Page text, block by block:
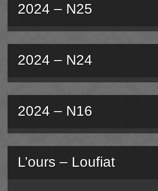
2024 – N25
2024 – N24
2024 – N16
L’ours – Loufiat